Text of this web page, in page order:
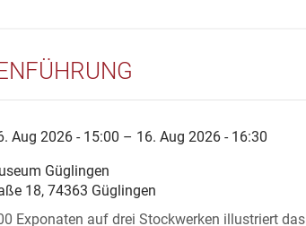
Aug 2026 - 15:00 – 16. Aug 2026 - 16:30
Güglingen
18, 74363 Güglingen
Exponaten auf drei Stockwerken illustriert das